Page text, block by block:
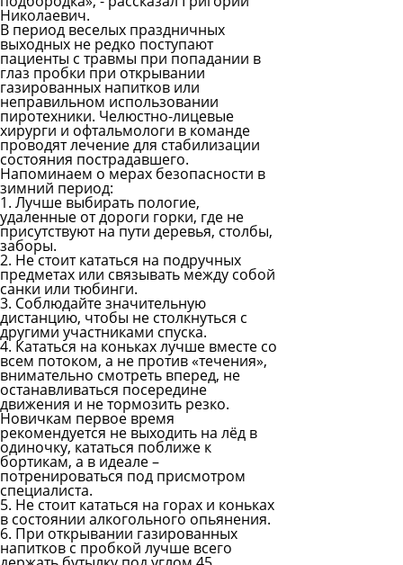
Николаевич.
В период веселых праздничных
выходных не редко поступают
пациенты с травмы при попадании в
глаз пробки при открывании
газированных напитков или
неправильном использовании
пиротехники. Челюстно-лицевые
хирурги и офтальмологи в команде
проводят лечение для стабилизации
состояния пострадавшего.
Напоминаем о мерах безопасности в
зимний период:
1. Лучше выбирать пологие,
удаленные от дороги горки, где не
присутствуют на пути деревья, столбы,
заборы.
2. Не стоит кататься на подручных
предметах или связывать между собой
санки или тюбинги.
3. Соблюдайте значительную
дистанцию, чтобы не столкнуться с
другими участниками спуска.
4. Кататься на коньках лучше вместе со
всем потоком, а не против «течения»,
внимательно смотреть вперед, не
останавливаться посередине
движения и не тормозить резко.
Новичкам первое время
рекомендуется не выходить на лёд в
одиночку, кататься поближе к
бортикам, а в идеале –
потренироваться под присмотром
специалиста.
5. Не стоит кататься на горах и коньках
в состоянии алкогольного опьянения.
6. При открывании газированных
напитков с пробкой лучше всего